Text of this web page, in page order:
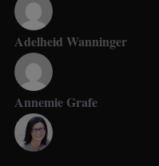
Adelheid Wanninger
Annemie Grafe